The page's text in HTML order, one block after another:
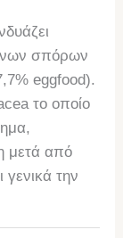
σπόρων
eggfood).
το οποίο
μετά από
γενικά την